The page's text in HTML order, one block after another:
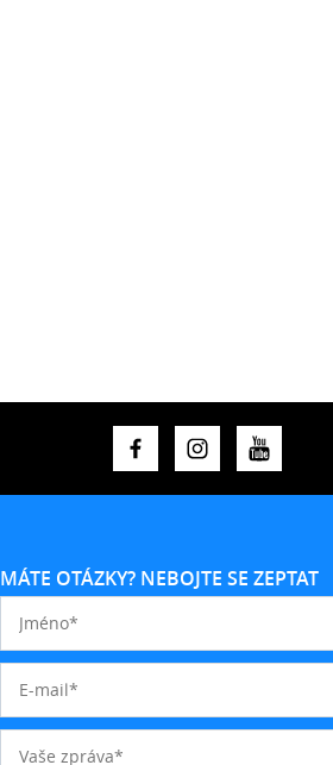
MÁTE OTÁZKY? NEBOJTE SE ZEPTAT